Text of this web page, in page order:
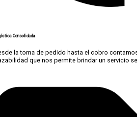
Consolidada
la toma de pedido hasta el cobro
que nos permite brindar un servicio